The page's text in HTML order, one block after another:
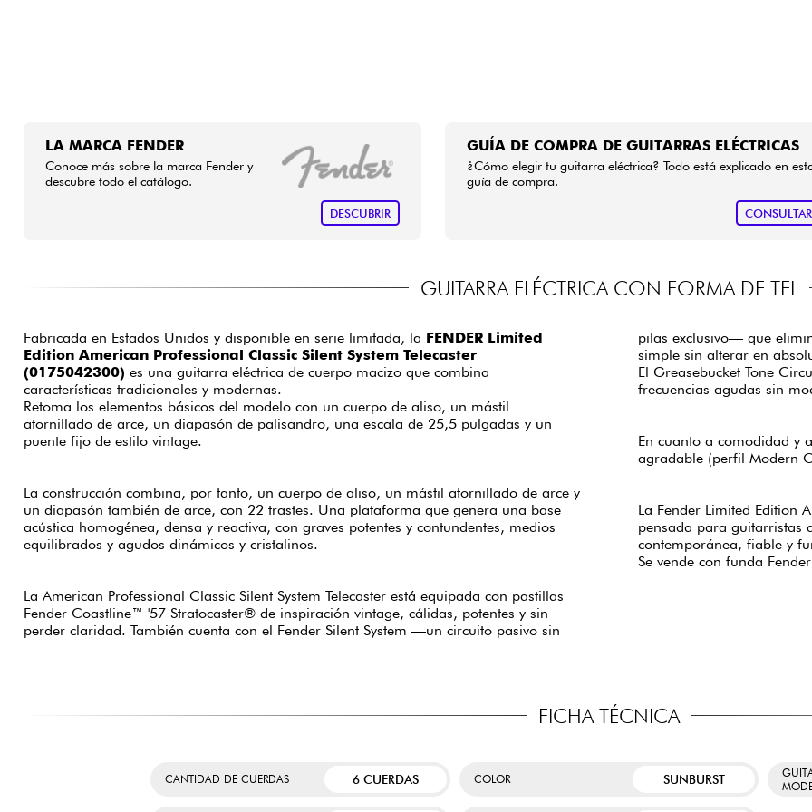
LA MARCA FENDER
Conoce más sobre la marca Fender y
descubre todo el catálogo.
DESCUBRIR
GUÍA DE COMPRA DE GUITARRAS ELÉCTRICAS
¿Cómo elegir tu guitarra eléctrica? Todo está explicado en
guía de compra.
CONSULTAR
GUITARRA ELÉCTRICA CON FORMA DE TEL
Fabricada en Estados Unidos y disponible en serie limitada, la FENDER Limited
Edition American Professional Classic Silent System Telecaster
(0175042300) es una guitarra eléctrica de cuerpo macizo que combina
características tradicionales y modernas.
Retoma los elementos básicos del modelo con un cuerpo de aliso, un mástil
atornillado de arce, un diapasón de palisandro, una escala de 25,5 pulgadas y un
puente fijo de estilo vintage.
La construcción combina, por tanto, un cuerpo de aliso, un mástil atornillado de arce y
un diapasón también de arce, con 22 trastes. Una plataforma que genera una base
acústica homogénea, densa y reactiva, con graves potentes y contundentes, medios
equilibrados y agudos dinámicos y cristalinos.
La American Professional Classic Silent System Telecaster está equipada con pastillas
Fender Coastline™ '57 Stratocaster® de inspiración vintage, cálidas, potentes y sin
perder claridad. También cuenta con el Fender Silent System —un circuito pasivo sin
pilas exclusivo— que
simple sin alterar en
El Greasebucket Tone
frecuencias agudas sin
En cuanto a comodidad y
agradable (perfil Modern
La Fender Limited Edition
pensada para guitarristas
contemporánea, fiable y
Se vende con funda Fender
FICHA TÉCNICA
CANTIDAD DE CUERDAS 6 CUERDAS COLOR SUNBURST